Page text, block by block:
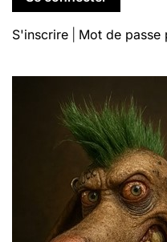
S'inscrire Mot de passe